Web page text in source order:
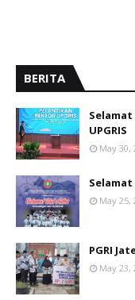
BERITA
UPGRIS
May 30,
Selamat
May 25,
PGRI
May 23,